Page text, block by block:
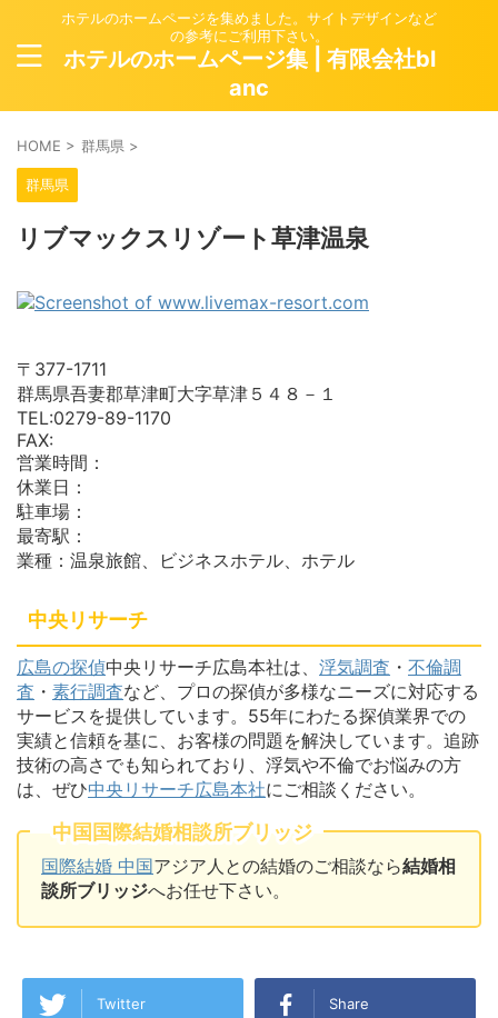
ホテルのホームページを集めました。サイトデザインなど
の参考にご利用下さい。
ホテルのホームページ集 | 有限会社bl
anc
HOME > 群馬県 >
群馬県
リブマックスリゾート草津温泉
〒377-1711
群馬県吾妻郡草津町大字草津５４８－１
TEL:0279-89-1170
FAX:
営業時間：
休業日：
駐車場：
最寄駅：
業種：温泉旅館、ビジネスホテル、ホテル
中央リサーチ
広島の探偵中央リサーチ広島本社は、 浮気調査 ・ 不倫調
査 ・ 素行調査など、プロの探偵が多様なニーズに対応する
サービスを提供しています。55年にわたる探偵業界での
実績と信頼を基に、お客様の問題を解決しています。追跡
技術の高さでも知られており、浮気や不倫でお悩みの方
は、ぜひ中央リサーチ広島本社にご相談ください。
中国国際結婚相談所ブリッジ
国際結婚 中国アジア人との結婚のご相談なら結婚相
談所ブリッジへお任せ下さい。
Twitter Share